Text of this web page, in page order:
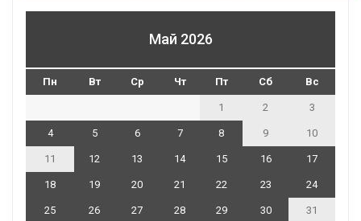
Май 2026
Пн Вт Ср Чт Пт Сб Вс
1 2 3
4 5 6 7 8 9 10
11 12 13 14 15 16 17
18 19 20 21 22 23 24
25 26 27 28 29 30
31